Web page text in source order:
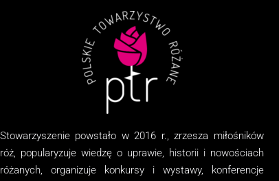
Stowarzyszenie powstało w 2016 r., zrzesza miłośników
róż, popularyzuje wiedzę o uprawie, historii i nowościach
różanych, organizuje konkursy i wystawy, konferencje